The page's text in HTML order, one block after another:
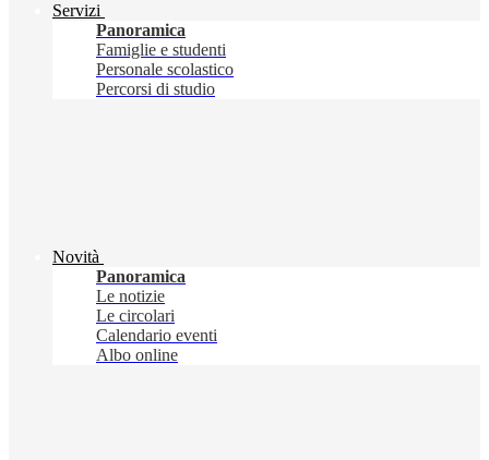
Servizi
Panoramica
Famiglie e studenti
Personale scolastico
Percorsi di studio
Novità
Panoramica
Le notizie
Le circolari
Calendario eventi
Albo online